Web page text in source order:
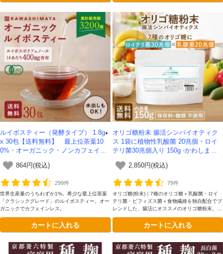
ルイボスティー（発酵タイプ） 1.8g
x 30包【送料無料】 最上位茶葉10
0%・オーガニック・ノンカフェイン
*メール便での発送*
864円(税込)
299件
世界生産量のうちわずか1%。希少な最上位茶葉
「クラシックグレード」のルイボスティー。オー
ガニックでカフェインレス。
カートに入れる
オリゴ糖粉末 腸活シンバイオティク
ス 1袋に植物性乳酸菌 20兆個・ロイ
テリ菌30兆個入り 150g -かわしま屋-
【送料無料】*メール便での発送*
2,850円(税込)
79件
オリゴ糖(粉末)｜7種のオリゴ糖＋乳酸菌・ロイ
テリ菌・ビフィズス菌＋食物繊維を独自配合でブ
レンドした、腸活にオススメのオリゴ糖粉末。ヨ
カートに入れる